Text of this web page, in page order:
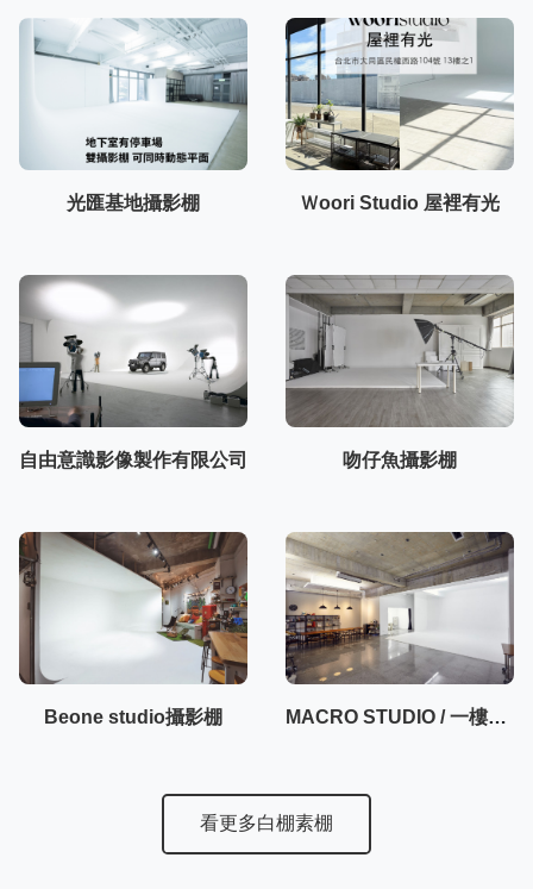
光匯基地攝影棚 Ｗoori Studio 屋裡有光
自由意識影像製作有限公司 吻仔魚攝影棚
Beone studio攝影棚 MACRO STUDIO / 一樓50坪大空間攝影棚
看更多白棚素棚